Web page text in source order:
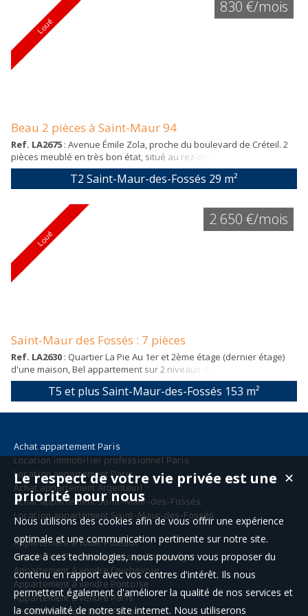
électrique Lave linge...
Loué
Beau 2 pièces à Saint-Maur 94
Ref. LA2675 : Avenue Émile Zola, proche du boulevard de Créteil. 2
pièces meublé en très bon état, situé au rez-de-chaussée. Entrée
indépendante, comme une petite maison. Appartement au calme
sur cour, composé d'un beau séjour avec coin cuisine équipé, une
bien équipé, machine à laver. Arrêt e bus : 4 septembre
T2 Saint-Maur-des-Fossés 29 m²
830 €/mois
Loué
Saint-Maur des Fossés : 7 pièces
Ref. LA2630 : Quartier La Pie Au 1er et 2ème étage (dernier étage)
d'une maison, Bel appartement sur 2 niveaux de 7 pièces à louer
non meublé. Composée d'une entrée, magnifique séjour
cathédrale de 60m2, salle à manger, cuisine équipée, quatre
T5 et plus Saint-Maur-des-Fossés 153 m²
2 650 €/mois
Achat appartement Paris
Location immobilier professionnel Paris
Location appartement Paris
Achat appartement Argenteuil
Achat appartement Saint-Maur-des-Fossés
Location appartement Saint-Maur-des-Fossés
Appartement à louer Puteaux
Immobilier Pro à louer Boissy-Saint-Léger
Appartement à vendre Courbevoie
Appartement à vendre Pontoise
Appartement à vendre Paris
Immobilier Pro à louer Paris
✕
Le respect de votre vie privée est une
priorité pour nous
Nous utilisons des cookies afin de vous offrir une expérience
optimale et une communication pertinente sur notre site.
Grace à ces technologies, nous pouvons vous proposer du
contenu en rapport avec vos centres d'intérêt. Ils nous
permettent également d'améliorer la qualité de nos services et
la convivialité de notre site internet. Nous utiliserons